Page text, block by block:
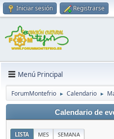
Iniciar sesión Registrarse
Menú Principal
ForumMontefrio ► Calendario ►
Calendario de
LISTA MES SEMANA